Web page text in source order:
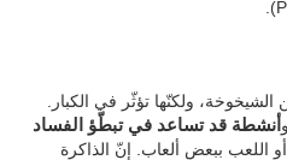
ولكنّها تؤثّر في الكبار.
أنشطة قد تساعد في تبطّؤ الفساد
اللعب ببعض ألعاب. إنّ الذاكرة